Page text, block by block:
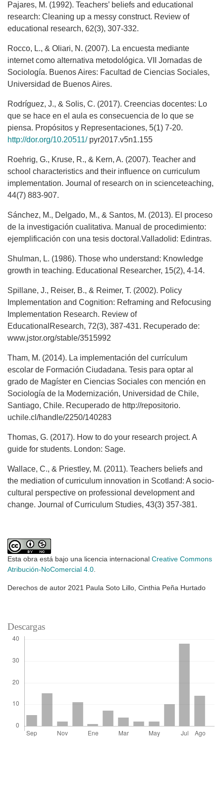
Pajares, M. (1992). Teachers’ beliefs and educational
research: Cleaning up a messy construct. Review of
educational research, 62(3), 307-332.
Rocco, L., & Oliari, N. (2007). La encuesta mediante
internet como alternativa metodológica. VII Jornadas de
Sociología. Buenos Aires: Facultad de Ciencias Sociales,
Universidad de Buenos Aires.
Rodríguez, J., & Solis, C. (2017). Creencias docentes: Lo
que se hace en el aula es consecuencia de lo que se
piensa. Propósitos y Representaciones, 5(1) 7-20.
http://dor.org/10.20511/pyr2017.v5n1.155
Roehrig, G., Kruse, R., & Kern, A. (2007). Teacher and
school characteristics and their influence on curriculum
implementation. Journal of research on in scienceteaching,
44(7) 883-907.
Sánchez, M., Delgado, M., & Santos, M. (2013). El proceso
de la investigación cualitativa. Manual de procedimiento:
ejemplificación con una tesis doctoral.Valladolid: Edintras.
Shulman, L. (1986). Those who understand: Knowledge
growth in teaching. Educational Researcher, 15(2), 4-14.
Spillane, J., Reiser, B., & Reimer, T. (2002). Policy
Implementation and Cognition: Reframing and Refocusing
Implementation Research. Review of
EducationalResearch, 72(3), 387-431. Recuperado de:
www.jstor.org/stable/3515992
Tham, M. (2014). La implementación del currículum
escolar de Formación Ciudadana. Tesis para optar al
grado de Magíster en Ciencias Sociales con mención en
Sociología de la Modernización, Universidad de Chile,
Santiago, Chile. Recuperado de http://repositorio.
uchile.cl/handle/2250/140283
Thomas, G. (2017). How to do your research project. A
guide for students. London: Sage.
Wallace, C., & Priestley, M. (2011). Teachers beliefs and
the mediation of curriculum innovation in Scotland: A socio-
cultural perspective on professional development and
change. Journal of Curriculum Studies, 43(3) 357-381.
Esta obra está bajo una licencia internacional Creative Commons
Atribución-NoComercial 4.0.
Derechos de autor 2021 Paula Soto Lillo, Cinthia Peña Hurtado
Descargas